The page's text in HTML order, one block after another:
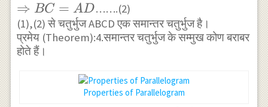
CAD
\Rightarrow
BC=AD
⇒ BC = AD…….(2)
(1),(2) से चतुर्भुज ABCD एक समान्तर चतुर्भुज है।
प्रमेय (Theorem):4.समान्तर चतुर्भुज के सम्मुख कोण बराबर
होते हैं।
Properties of Parallelogram